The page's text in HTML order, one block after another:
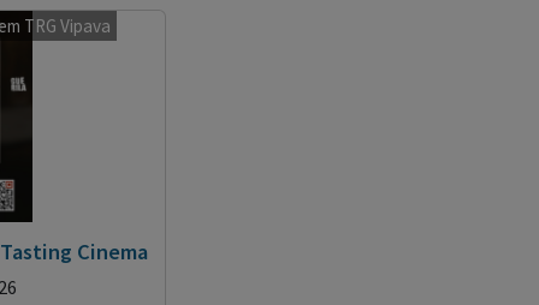
TRG Vipava
Cinema